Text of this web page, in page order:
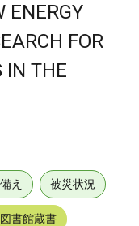
ENERGY
FOR
IN THE
え 被災状況
書館蔵書